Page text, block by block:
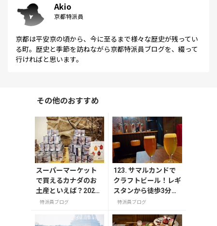
Akio
京都特派員
京都は平安京の頃から、今に至るまで様々な歴史が残ってい
る町。歴史と季節を訪ねながら京都特派員ブログを、綴って
行ければと思います。
その他のおすすめ
スーパーマーケット
で買えるカナダのお
土産といえば？2025
年版
特派員ブログ
123. サマルカンドで
クラフトビール！レギ
スタンから徒歩3分の
ビアバーSam Craft B
味しいSam Craft Pub
特派員ブログ